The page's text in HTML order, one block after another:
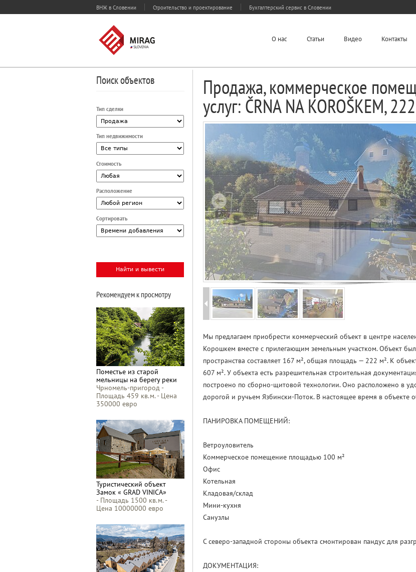
ВНЖ в Словении Строительство и проектирование Бухгалтерский сервис в Словении
О нас Статьи Видео Контакты
Продажа, коммерческое
услуг: ČRNA NA KOROŠKEM,
Мы предлагаем приобрести коммерческий объект в центре
Корошкем вместе с прилегающим земельным участком. Объект
пространства составляет 167 м², общая площадь — 222 м². К
607 м². У объекта есть разрешительная строительная
построено по сборно-щитовой технологии. Оно расположено в
дорогой и ручьем Язбински-Поток. В настоящее время в объекте
ПАНИРОВКА ПОМЕЩЕНИЙ:
Ветроуловитель
Коммерческое помещение площадью 100 м²
Офис
Котельная
Кладовая/склад
Мини-кухня
Санузлы
С северо-западной стороны объекта смонтирован пандус для
ДОКУМЕНТАЦИЯ:
Поиск объектов
Тип сделки
Тип недвижимости
Стоимость
Расположение
Сортировать
Рекомендуем к просмотру
Поместье из старой
мельницы на берегу реки
Чрномель-пригород -
Площадь 459 кв.м. - Цена
350000 евро
Туристический объект
Замок « GRAD VINICA»
- Площадь 1500 кв.м. -
Цена 10000000 евро